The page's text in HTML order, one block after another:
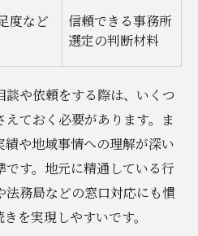
度など
信頼できる事務所
選定の判断材料
や依頼をする際は、いくつ
ておく必要があります。ま
や地域事情への理解が深い
す。地元に精通している行
務局などの窓口対応にも慣
を実現しやすいです。